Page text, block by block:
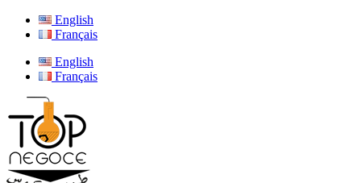
English
Français
English
Français